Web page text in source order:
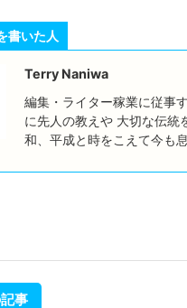
書いた人
Terry Naniwa
編集・ライター稼業に従事
に先人の教えや 大切な伝統
和、平成と時をこえて今も
事